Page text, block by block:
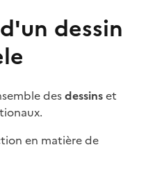
dessin
desdessinset
en matière de